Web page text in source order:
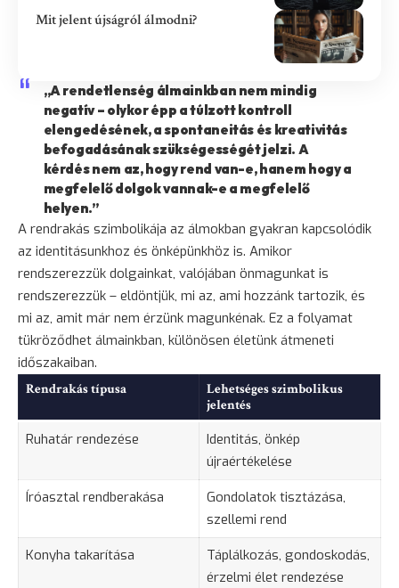
Mit jelent újságról álmodni?
„A rendetlenség álmainkban nem mindig
negatív – olykor épp a túlzott kontroll
elengedésének, a spontaneitás és kreativitás
befogadásának szükségességét jelzi. A
kérdés nem az, hogy rend van-e, hanem hogy a
megfelelő dolgok vannak-e a megfelelő
helyen.”
A rendrakás szimbolikája az álmokban gyakran kapcsolódik
az identitásunkhoz és önképünkhöz is. Amikor
rendszerezzük dolgainkat, valójában önmagunkat is
rendszerezzük – eldöntjük, mi az, ami hozzánk tartozik, és
mi az, amit már nem érzünk magunkénak. Ez a folyamat
tükröződhet álmainkban, különösen életünk átmeneti
időszakaiban.
Rendrakás típusa
Lehetséges szimbolikus
jelentés
Ruhatár rendezése
Identitás, önkép
újraértékelése
Íróasztal rendberakása
Gondolatok tisztázása,
szellemi rend
Konyha takarítása
Táplálkozás, gondoskodás,
érzelmi élet rendezése